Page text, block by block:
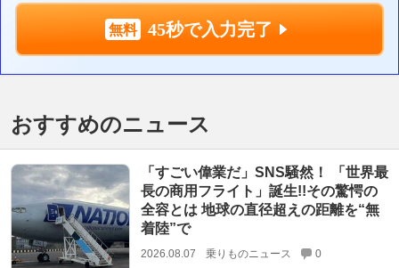
45秒で入力完了
おすすめのニュース
「すごい偉業だ」SNS騒然！ 「世界最
長の商用フライト」誕生!!その驚愕の
全容とは 地球の直径超えの距離を“無
着陸”で
2026.08.07 乗りものニュース 0